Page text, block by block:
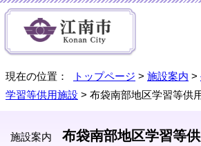
現在の位置： トップページ > 施設案内 >
学習等供用施設 > 布袋南部地区学習等供
施設案内 布袋南部地区学習等